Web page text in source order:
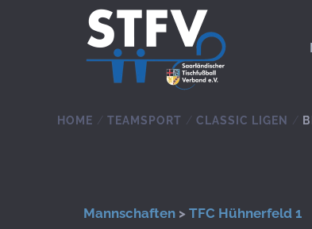
Zum Hauptinhalt springen
HOME TEAMSPORT CLASSIC LIGEN
Mannschaften > TFC Hühnerfeld 1